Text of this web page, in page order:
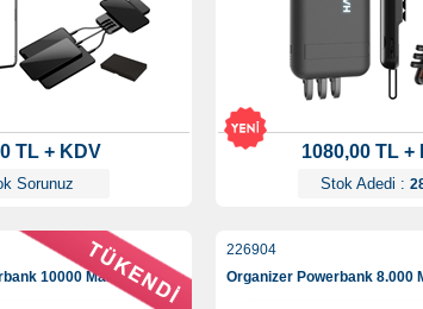
TL + KDV
Sorunuz
1080,00 TL +
Stok Adedi :
10000 Mah
226904
Organizer Powerbank 8.000